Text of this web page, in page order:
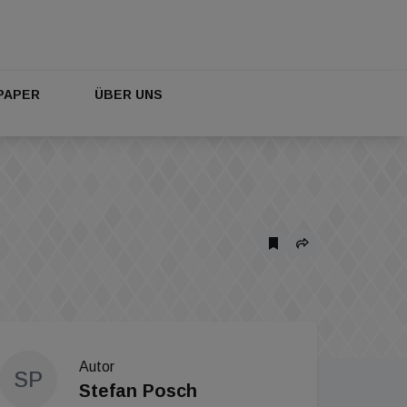
ÜBER UNS
SP
Autor
Stefan Posch